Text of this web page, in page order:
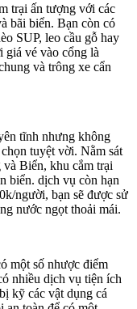
trại ấn tượng với các
bãi biển. Bạn còn có
SUP, leo cầu gỗ hay
giá vé vào cổng là
và trông xe cẩn
tĩnh nhưng không
tuyệt vời. Nằm sát
Biển, khu cắm trại
biển. dịch vụ còn hạn
người, bạn sẽ được sử
nước ngọt thoải mái.
một số nhược điểm
nhiều dịch vụ tiện ích
kỹ các vật dụng cá